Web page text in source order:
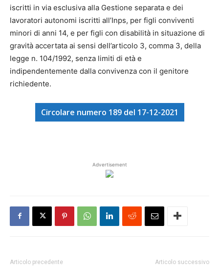
iscritti in via esclusiva alla Gestione separata e dei
lavoratori autonomi iscritti all’Inps, per figli conviventi
minori di anni 14, e per figli con disabilità in situazione di
gravità accertata ai sensi dell’articolo 3, comma 3, della
legge n. 104/1992, senza limiti di età e
indipendentemente dalla convivenza con il genitore
richiedente.
Circolare numero 189 del 17-12-2021
Advertisement
Articolo precedente Articolo successivo